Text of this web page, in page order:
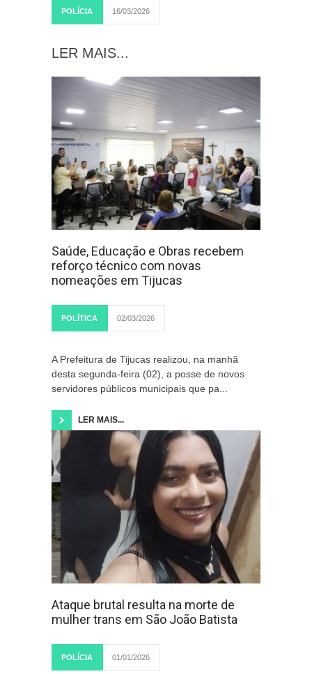
POLÍCIA 16/03/2026
LER MAIS...
Saúde, Educação e Obras recebem
reforço técnico com novas
nomeações em Tijucas
POLÍTICA 02/03/2026
A Prefeitura de Tijucas realizou, na manhã
desta segunda-feira (02), a posse de novos
servidores públicos municipais que pa...
LER MAIS...
Ataque brutal resulta na morte de
mulher trans em São João Batista
POLÍCIA 01/01/2026